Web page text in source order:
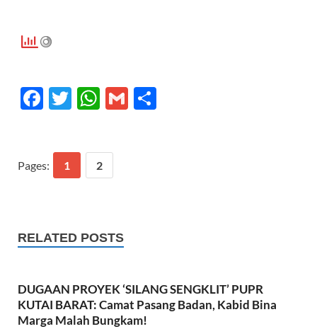
F
b
k
T
W
s
p
G
Pages: 1 2
RELATED POSTS
DUGAAN PROYEK ‘SILANG SENGKLIT’ PUPR
KUTAI BARAT: Camat Pasang Badan, Kabid Bina
Marga Malah Bungkam!